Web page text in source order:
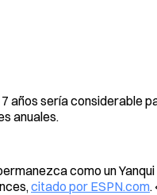
años sería considerable
anuales.
como un
citado por ESPN.com.